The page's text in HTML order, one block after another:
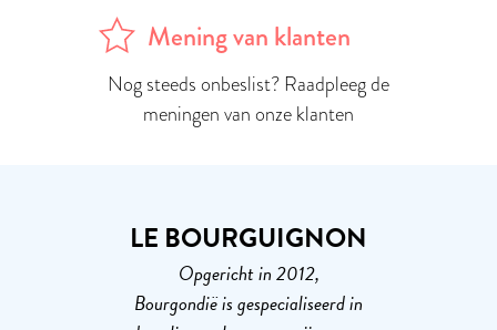
Mening van klanten
Nog steeds onbeslist? Raadpleeg de
meningen van onze klanten
LE BOURGUIGNON
Opgericht in 2012,
Bourgondië is gespecialiseerd in